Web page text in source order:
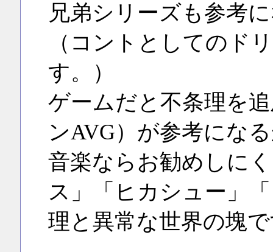
兄弟シリーズも参考
（コントとしてのド
す。）
ゲームだと不条理を
ンAVG）が参考にな
音楽ならお勧めしに
ス」「ヒカシュー」
理と異常な世界の塊